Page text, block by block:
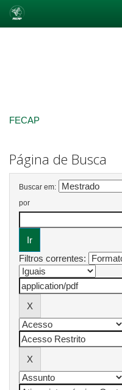
FECAP
Página de Busca
Buscar em:
por
Filtros correntes: